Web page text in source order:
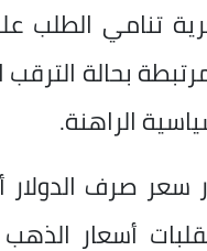
تنامي الطلب
بحالة
الراهنة.
أسعار الذهب